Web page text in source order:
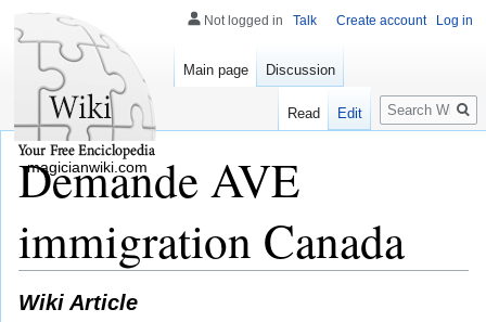
Demande AVE
immigration Canada
Wiki Article
Not logged in Talk Create account Log in
Main page Discussion
Read Edit
Search
magicianwiki.com